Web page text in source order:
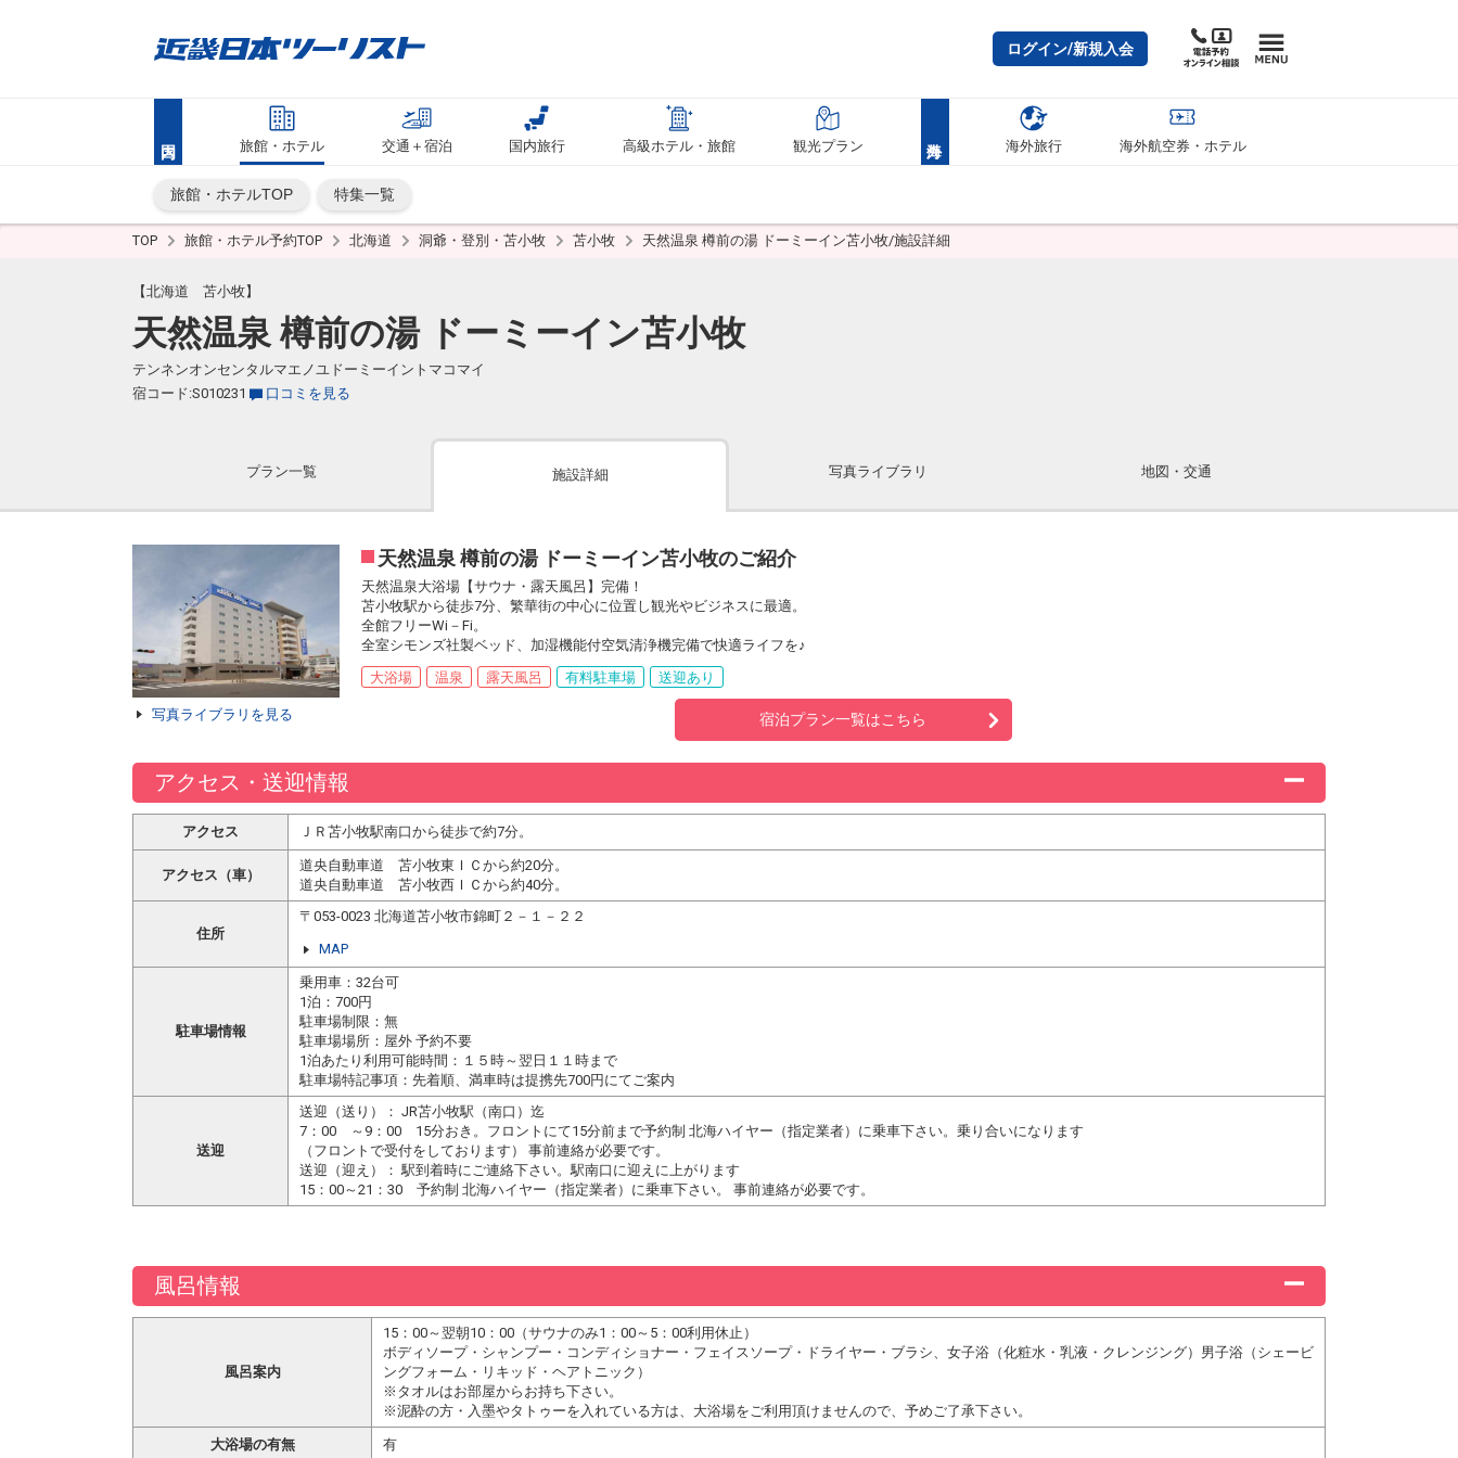
ログイン/新規入会
旅館・ホテル 交通＋宿泊 国内旅行 高級ホテル・旅館 観光プラン 海外旅行 海外航空券・ホテル
旅館・ホテルTOP 特集一覧
TOP 旅館・ホテル予約TOP 北海道 洞爺・登別・苫小牧 苫小牧 天然温泉 樽前の湯 ドーミーイン苫小牧/施設詳細
【北海道 苫小牧】
天然温泉 樽前の湯 ドーミーイン苫小牧
テンネンオンセンタルマエノユドーミーイントマコマイ
宿コード:S010231
口コミを見る
プラン一覧 施設詳細 写真ライブラリ 地図・交通
写真ライブラリを見る
天然温泉 樽前の湯 ドーミーイン苫小牧のご紹介
天然温泉大浴場【サウナ・露天風呂】完備！
苫小牧駅から徒歩7分、繁華街の中心に位置し観光やビジネスに最適。
全館フリーWi－Fi。
全室シモンズ社製ベッド、加湿機能付空気清浄機完備で快適ライフを♪
大浴場
温泉 露天風呂 有料駐車場 送迎あり
宿泊プラン一覧はこちら
アクセス・送迎情報
アクセス ＪＲ苫小牧駅南口から徒歩で約7分。
アクセス（車）
道央自動車道 苫小牧東ＩＣから約20分。
道央自動車道 苫小牧西ＩＣから約40分。
住所
〒053-0023 北海道苫小牧市錦町２－１－２２
MAP
駐車場情報
乗用車：32台可
1泊：700円
駐車場制限：無
駐車場場所：屋外 予約不要
1泊あたり利用可能時間：１５時～翌日１１時まで
駐車場特記事項：先着順、満車時は提携先700円にてご案内
送迎
送迎（送り）： JR苫小牧駅（南口）迄
7：00 ～9：00 15分おき。フロントにて15分前まで予約制 北海ハイヤー（指定業者）に乗車下さい。乗り合いになります
（フロントで受付をしております） 事前連絡が必要です。
送迎（迎え）： 駅到着時にご連絡下さい。駅南口に迎えに上がります
15：00～21：30 予約制 北海ハイヤー（指定業者）に乗車下さい。 事前連絡が必要です。
風呂情報
風呂案内
15：00～翌朝10：00（サウナのみ1：00～5：00利用休止）
ボディソープ・シャンプー・コンディショナー・フェイスソープ・ドライヤー・ブラシ、女子浴（化粧水・乳液・クレンジング）男子浴（シェービ
ングフォーム・リキッド・ヘアトニック）
※タオルはお部屋からお持ち下さい。
※泥酔の方・入墨やタトゥーを入れている方は、大浴場をご利用頂けませんので、予めご了承下さい。
大浴場の有無 有